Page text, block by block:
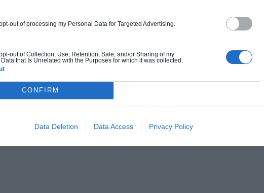
out of processing my Personal Data for Targeted Advertising.
out of Collection, Use, Retention, Sale, and/or Sharing of my
that Is Unrelated with the Purposes for which it was collected.
CONFIRM
Data Deletion Data Access Privacy Policy
ou parc
comme
dans les sites
comme les
Plus
référer aux
et pour cela
de votre
imposer des
générale.